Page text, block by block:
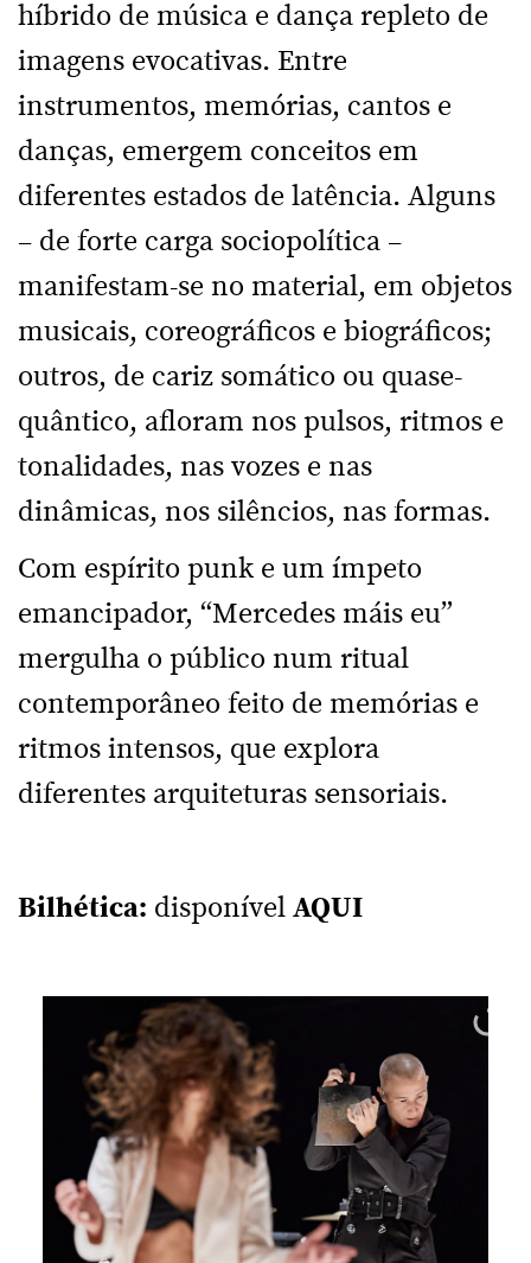
híbrido de música e dança repleto de
imagens evocativas. Entre
instrumentos, memórias, cantos e
danças, emergem conceitos em
diferentes estados de latência. Alguns
– de forte carga sociopolítica –
manifestam-se no material, em objetos
musicais, coreográficos e biográficos;
outros, de cariz somático ou quase-
quântico, afloram nos pulsos, ritmos e
tonalidades, nas vozes e nas
dinâmicas, nos silêncios, nas formas.
Com espírito punk e um ímpeto
emancipador, “Mercedes máis eu”
mergulha o público num ritual
contemporâneo feito de memórias e
ritmos intensos, que explora
diferentes arquiteturas sensoriais.
Bilhética: disponível AQUI